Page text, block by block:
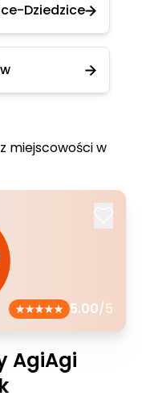
Dziedzice
miejscowości w
5.00/5
AgiAgi